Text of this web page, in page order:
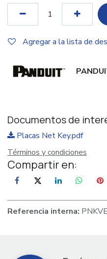
Agregar a la lista de
Documentos de
Placas Net Key.pdf
Términos y condiciones
Compartir en:
Referencia interna: